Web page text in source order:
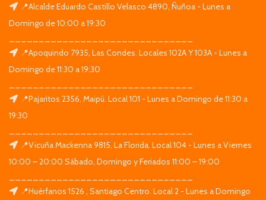
📍Alcalde Eduardo Castillo Velasco 4890, Ñuñoa - Lunes a
Domingo de 10:00 a 19:30
📍Apoquindo 7935, Las Condes. Locales 102A Y 103A - Lunes a
Domingo de 11:30 a 19:30
📍Pajaritos 2356, Maipú. Local 101 - Lunes a Domingo de 11:30 a
19:30
📍Vicuña Mackenna 9815, La Florida. Local 104 - Lunes a Viernes
10:00 – 20:00 Sábado, Domingo y Feriados 11:00 – 19:00
📍Huérfanos 1526 , Santiago Centro. Local 2 - Lunes a Domingo